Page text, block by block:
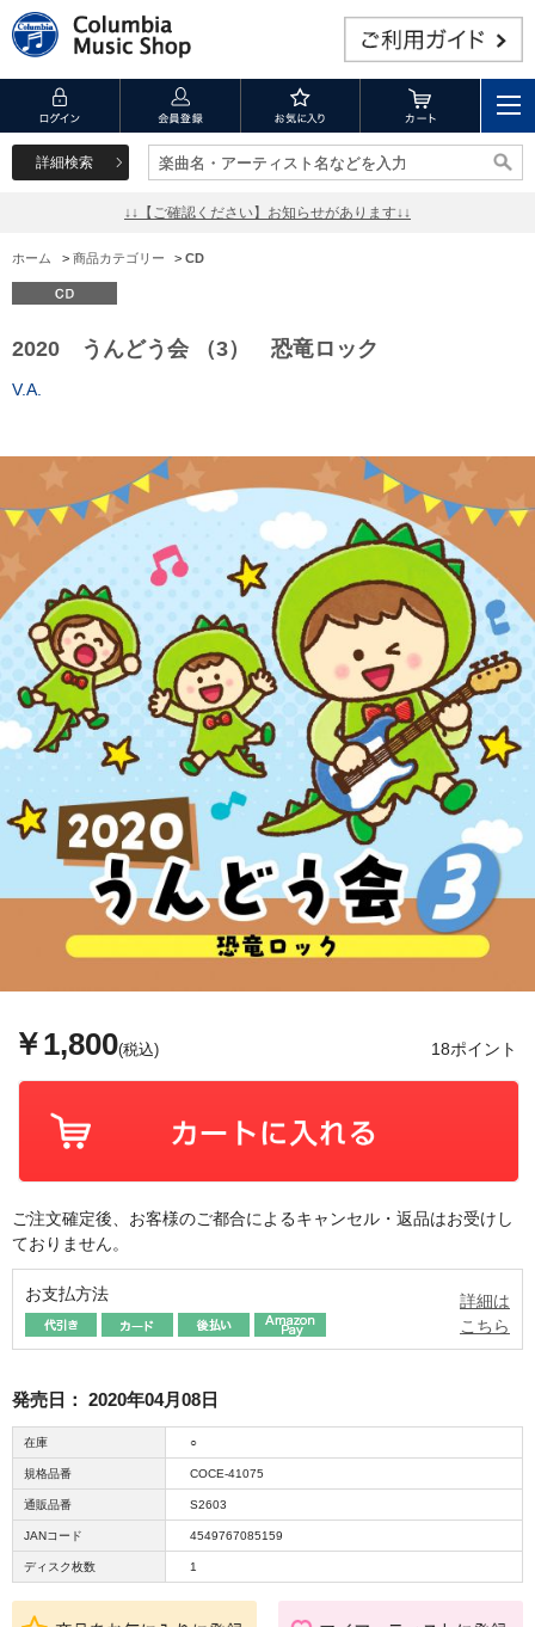
詳細検索 楽曲名・アーティスト名などを入力
楽曲名・アーティスト名などを入力
↓↓【ご確認ください】お知らせがあります↓↓
ホーム > 商品カテゴリー > CD
2020 うんどう会 （3） 恐竜ロック
V.A.
￥1,800(税込) 18ポイント
ご注文確定後、お客様のご都合によるキャンセル・返品はお受けし
ておりません。
お支払方法
詳細は
こちら
発売日： 2020年04月08日
在庫 ○
規格品番 COCE-41075
通販品番 S2603
JANコード 4549767085159
ディスク枚数 1